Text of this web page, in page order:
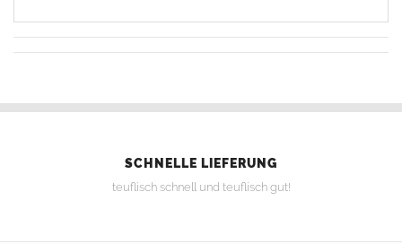
SCHNELLE LIEFERUNG
teuflisch schnell und teuflisch gut!